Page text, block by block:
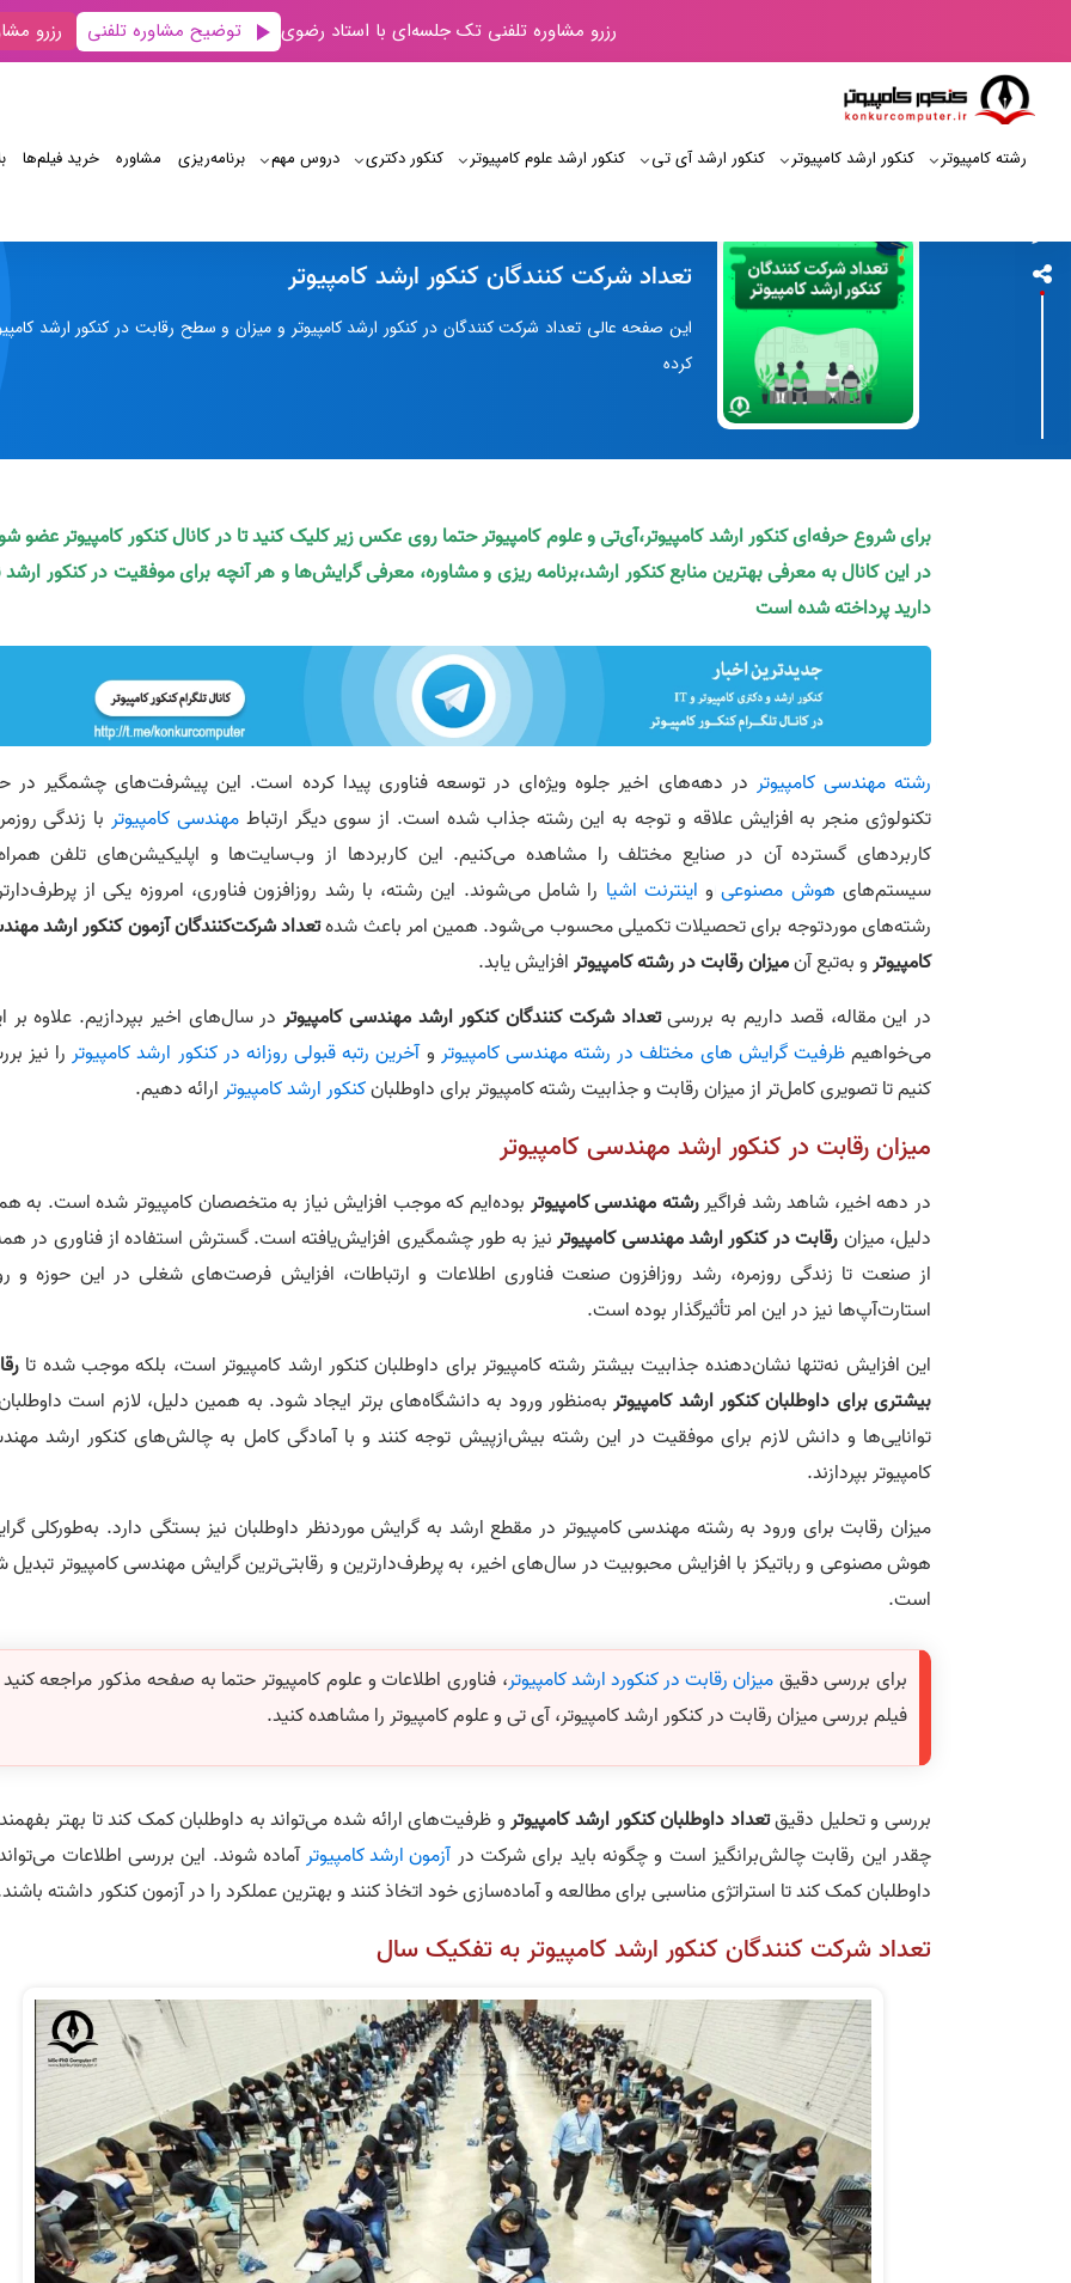
رزرو مشاوره تلفنی تک جلسه‌ای با استاد رضوی توضیح مشاوره تلفنی رزرو
رشته کامپیوتر کنکور ارشد کامپیوتر کنکور ارشد آی‌ تی کنکور ارشد علوم کامپیوتر کنکور دکتری دروس مهم برنامه‌‌ریزی مشاوره خرید فیلم‌ها
تعداد شرکت کنندگان کنکور ارشد کامپیوتر
این صفحه عالی تعداد شرکت کنندگان در کنکور ارشد کامپیوتر و میزان و سطح رقابت در کنکور ارشد
کرده
برای شروع حرفه‌ای کنکور ارشد کامپیوتر،آی‌تی و علوم کامپیوتر حتما روی عکس زیر کلیک کنید تا در کانال کنکور کامپیوتر عضو
در این کانال به معرفی بهترین منابع کنکور ارشد،برنامه ریزی و مشاوره، معرفی گرایش‌ها و هر آنچه برای موفقیت در کنکور ارشد
دارید پرداخته شده است
رشته مهندسی کامپیوتر در دهه‌های اخیر جلوه ویژه‌ای در توسعه فناوری پیدا کرده است. این پیشرفت‌های چشمگیر در
تکنولوژی منجر به افزایش علاقه و توجه به این رشته جذاب شده است. از سوی دیگر ارتباطمهندسی کامپیوتربا زندگی
کاربردهای گسترده آن در صنایع مختلف را مشاهده می‌کنیم. این کاربردها از وب‌سایت‌ها و اپلیکیشن‌های تلفن
سیستم‌های هوش مصنوعیو اینترنت اشیا را شامل می‌شوند. این رشته، با رشد روزافزون فناوری، امروزه یکی از
رشته‌های موردتوجه برای تحصیلات تکمیلی محسوب می‌شود. همین امر باعث شدهتعداد شرکت‌کنندگان آزمون کنکور ارشد
کامپیوترو به‌تبع آنمیزان رقابت در رشته کامپیوترافزایش یابد.
در این مقاله، قصد داریم به بررسیتعداد شرکت‌ کنندگان کنکور ارشد مهندسی کامپیوتردر سال‌های اخیر بپردازیم. علاوه بر
می‌خواهیمظرفیت گرایش‌ های مختلف در رشته مهندسی کامپیوتر وآخرین رتبه قبولی روزانه در کنکور ارشد کامپیوتررا نیز
کنیم تا تصویری کامل‌تر از میزان رقابت و جذابیت رشته کامپیوتر برای داوطلبانکنکور ارشد کامپیوترارائه دهیم.
میزان رقابت در کنکور ارشد مهندسی کامپیوتر
در دهه اخیر، شاهد رشد فراگیررشته مهندسی کامپیوتر بوده‌ایم که موجب افزایش نیاز به متخصصان کامپیوتر شده است. به
دلیل، میزانرقابت در کنکور ارشد مهندسی کامپیوترنیز به طور چشمگیری افزایش‌یافته است. گسترش استفاده از فناوری در
از صنعت تا زندگی روزمره، رشد روزافزون صنعت فناوری اطلاعات و ارتباطات، افزایش فرصت‌های شغلی در این حوزه و
استارت‌آپ‌ها نیز در این امر تأثیرگذار بوده است.
این افزایش نه‌تنها نشان‌دهنده جذابیت بیشتر رشته کامپیوتر برای داوطلبان کنکور ارشد کامپیوتر است، بلکه موجب شده تا
بیشتری برای داوطلبان کنکور ارشد کامپیوتربه‌منظور ورود به دانشگاه‌های برتر ایجاد شود. به همین دلیل، لازم است
توانایی‌ها و دانش لازم برای موفقیت در این رشته بیش‌ازپیش توجه کنند و با آمادگی کامل به چالش‌های کنکور ارشد
کامپیوتر بپردازند.
میزان رقابت برای ورود به رشته مهندسی کامپیوتر در مقطع ارشد به گرایش موردنظر داوطلبان نیز بستگی دارد. به‌طورکلی
هوش مصنوعی و رباتیکز با افزایش محبوبیت در سال‌های اخیر، به پرطرف‌دارترین و رقابتی‌ترین گرایش مهندسی کامپیوتر تبدیل
است.
برای بررسی دقیقمیزان رقابت در کنکورد ارشد کامپیوتر، فناوری اطلاعات و علوم کامپیوتر حتما به صفحه مذکور مراجعه
فیلم بررسی میزان رقابت در کنکور ارشد کامپیوتر، آی تی و علوم کامپیوتر را مشاهده کنید.
بررسی و تحلیل دقیقتعداد داوطلبان کنکور ارشد کامپیوترو ظرفیت‌های ارائه شده می‌تواند به داوطلبان کمک کند تا بهتر
چقدر این رقابت چالش‌برانگیز است و چگونه باید برای شرکت در آزمون ارشد کامپیوترآماده شوند. این بررسی اطلاعات
داوطلبان کمک کند تا استراتژی مناسبی برای مطالعه و آماده‌سازی خود اتخاذ کنند و بهترین عملکرد را در آزمون کنکور داشته
تعداد شرکت‌ کنندگان کنکور ارشد کامپیوتر به تفکیک سال